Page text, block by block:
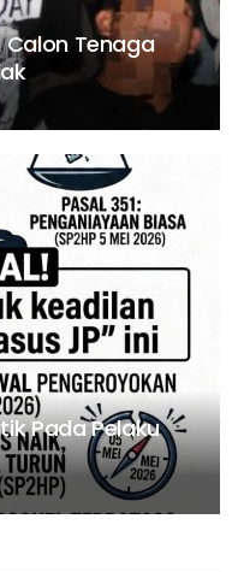
Calon Tenaga
Pada Pelaku